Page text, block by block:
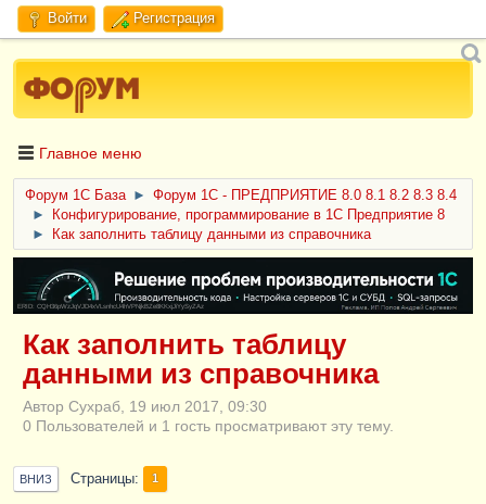
Войти Регистрация
Главное меню
Форум 1C База ►
Форум 1С - ПРЕДПРИЯТИЕ 8.0 8.1 8.2 8.3 8.4
►
Конфигурирование, программирование в 1С Предприятие 8
►
Как заполнить таблицу данными из справочника
ERID: CQH36pWzJqVJD4xVLsnhcU4hVPNjkBZe8KKxjJiYySyZAz
Как заполнить таблицу
данными из справочника
Автор Сухраб, 19 июл 2017, 09:30
0 Пользователей и 1 гость просматривают эту тему.
ВНИЗ Страницы 1